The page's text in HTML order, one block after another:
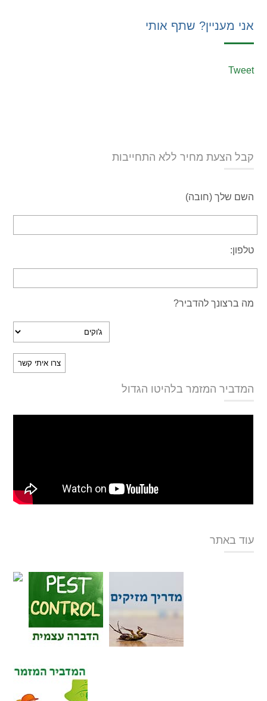
אני מעניין? שתף אותי
Tweet
קבל הצעת מחיר ללא התחייבות
השם שלך (חובה)
טלפון:
מה ברצונך להדביר?
המדביר המזמר בלהיטו הגדול
עוד באתר